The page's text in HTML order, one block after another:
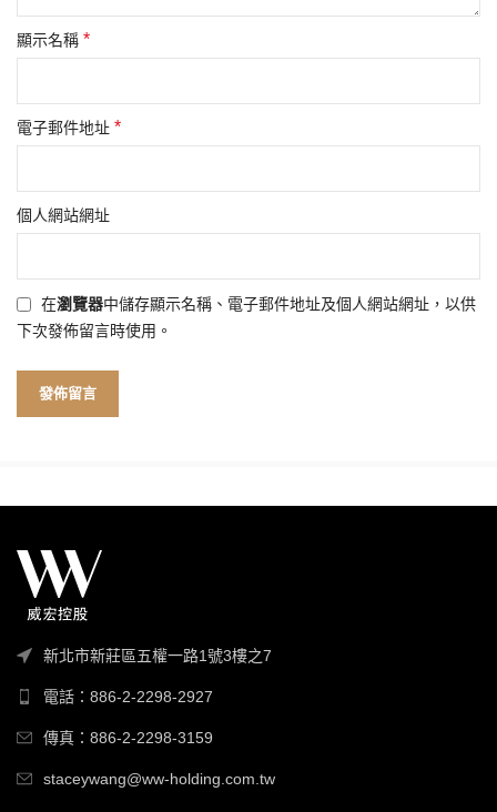
顯示名稱 *
電子郵件地址 *
個人網站網址
在瀏覽器中儲存顯示名稱、電子郵件地址及個人網站網址，以供
下次發佈留言時使用。
新北市新莊區五權一路1號3樓之7
電話：886-2-2298-2927
傳真：886-2-2298-3159
staceywang@ww-holding.com.tw